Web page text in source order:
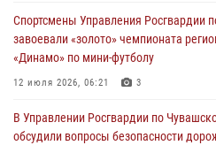
01 августа 2026, 06:12
1 августа – День дежурной службы
Российской Федерации
Директор Росгвардии Герой России
Спортсмены Управления Росгвардии
завоевали «золото» чемпионата
«Динамо» по мини-футболу
12 июля 2026, 06:21 3
В Управлении Росгвардии по
обсудили вопросы безопасности